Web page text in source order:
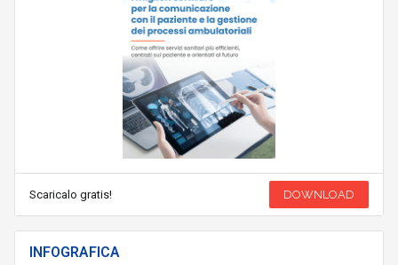
Scaricalo gratis! DOWNLOAD
INFOGRAFICA